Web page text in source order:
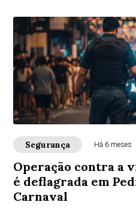
Segurança Há 6 meses
Operação contra a
é deflagrada em
Carnaval